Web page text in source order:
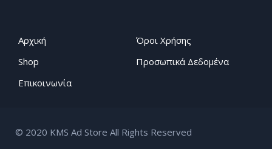
Αρχική
Shop
Επικοινωνία
Όροι Χρήσης
Προσωπικά Δεδομένα
© 2020 KMS Ad Store All Rights Reserved